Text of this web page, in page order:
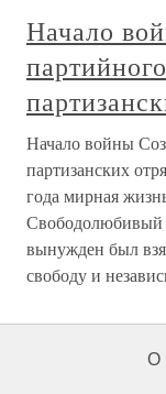
Начало
Начало войны
партизанских
года мирная
Свободолюбивый
вынужден был
свободу и
О